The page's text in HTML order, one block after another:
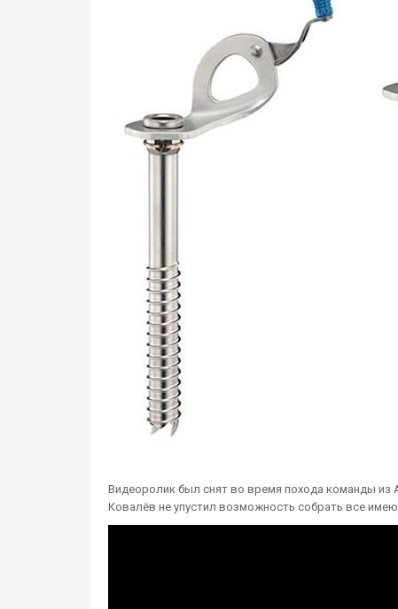
Видеоролик был снят во время похода команды из
Ковалёв не упустил возможность собрать все